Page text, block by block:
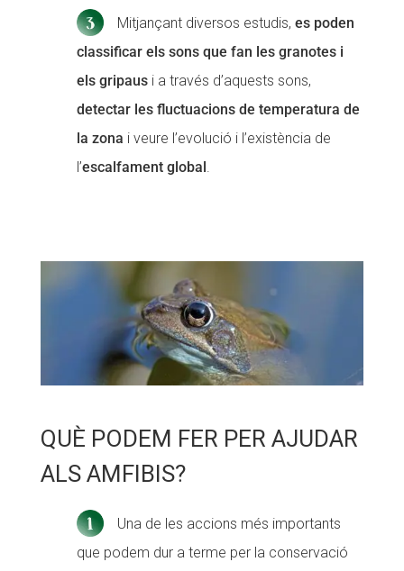
Mitjançant diversos estudis, es poden
classificar els sons que fan les granotes i
els gripausi a través d’aquests sons,
detectar les fluctuacions de temperatura de
la zona i veure l’evolució i l’existència de
l’escalfament global
QUÈ PODEM FER PER AJUDAR
ALS AMFIBIS?
Una de les accions més importants
que podem dur a terme per la conservació